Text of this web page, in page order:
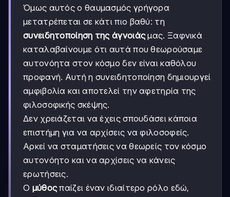
Όμως αυτός ο θαυμασμός γρήγορα
μετατρέπεται σε κάτι πιο βαθύ: τη
συνειδητοποίηση της άγνοιάςμας. Ξαφνικά
καταλαβαίνουμε ότι αυτά που θεωρούσαμε
αυτονόητα στον κόσμο δεν είναι καθόλου
προφανή. Αυτή η συνειδητοποίηση δημιουργεί
αμφιβολία και αποτελεί την αφετηρία της
φιλοσοφικής σκέψης.
Δεν χρειάζεται να έχεις σπουδάσει κάποια
επιστήμη για να αρχίσεις να φιλοσοφείς.
Αρκεί να σταματήσεις να θεωρείς τον κόσμο
αυτονόητο και να αρχίσεις να κάνεις
ερωτήσεις.
Ο μύθοςπαίζει έναν ιδιαίτερο ρόλο εδώ,